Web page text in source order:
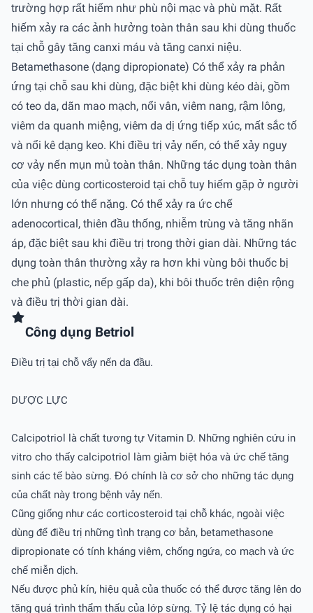
trường hợp rất hiếm như phù nội mạc và phù mặt. Rất
hiếm xảy ra các ảnh hưởng toàn thân sau khi dùng thuốc
tại chỗ gây tăng canxi máu và tăng canxi niệu.
Betamethasone (dạng dipropionate) Có thể xảy ra phản
ứng tại chỗ sau khi dùng, đặc biệt khi dùng kéo dài, gồm
có teo da, dãn mao mạch, nổi vân, viêm nang, rậm lông,
viêm da quanh miệng, viêm da dị ứng tiếp xúc, mất sắc tố
và nổi kê dạng keo. Khi điều trị vảy nến, có thể xảy nguy
cơ vảy nến mụn mủ toàn thân. Những tác dụng toàn thân
của việc dùng corticosteroid tại chỗ tuy hiếm gặp ở người
lớn nhưng có thể nặng. Có thể xảy ra ức chế
adenocortical, thiên đầu thống, nhiễm trùng và tăng nhãn
áp, đặc biệt sau khi điều trị trong thời gian dài. Những tác
dụng toàn thân thường xảy ra hơn khi vùng bôi thuốc bị
che phủ (plastic, nếp gấp da), khi bôi thuốc trên diện rộng
và điều trị thời gian dài.
Công dụng Betriol
Điều trị tại chỗ vẩy nến da đầu.
DƯỢC LỰC
Calcipotriol là chất tương tự Vitamin D. Những nghiên cứu in
vitro cho thấy calcipotriol làm giảm biệt hóa và ức chế tăng
sinh các tế bào sừng. Đó chính là cơ sở cho những tác dụng
của chất này trong bệnh vảy nến.
Cũng giống như các corticosteroid tại chỗ khác, ngoài việc
dùng để điều trị những tình trạng cơ bản, betamethasone
dipropionate có tính kháng viêm, chống ngứa, co mạch và ức
chế miễn dịch.
Nếu được phủ kín, hiệu quả của thuốc có thể được tăng lên do
tăng quá trình thẩm thấu của lớp sừng. Tỷ lệ tác dụng có hại